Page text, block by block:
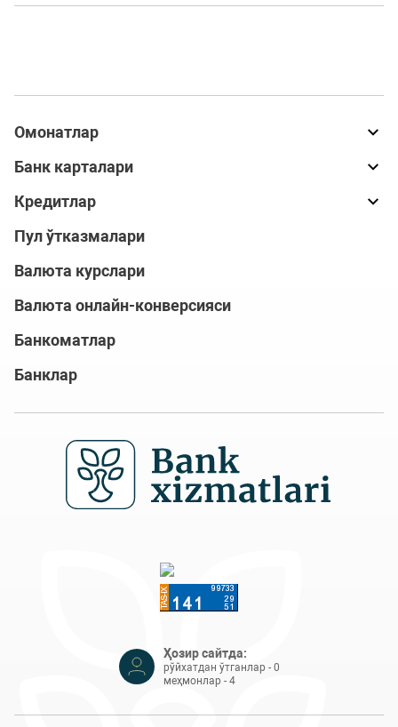
Омонатлар
Банк карталари
Кредитлар
Пул ўтказмалари
Валюта курслари
Валюта онлайн-конверсияси
Банкоматлар
Банклар
Ҳозир сайтда:
рўйхатдан ўтганлар - 0
меҳмонлар - 4